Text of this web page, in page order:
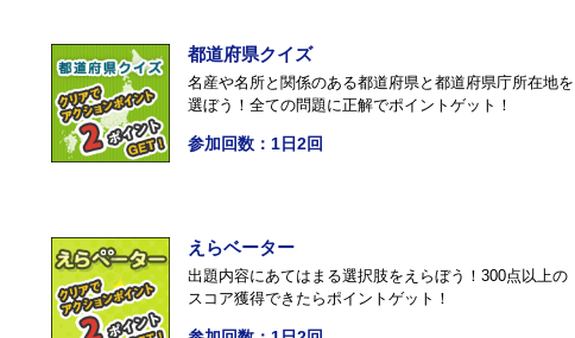
都道府県クイズ
名産や名所と関係のある都道府県と都道府県庁所在地を
選ぼう！全ての問題に正解でポイントゲット！
参加回数：1日2回
えらベーター
出題内容にあてはまる選択肢をえらぼう！300点以上の
スコア獲得できたらポイントゲット！